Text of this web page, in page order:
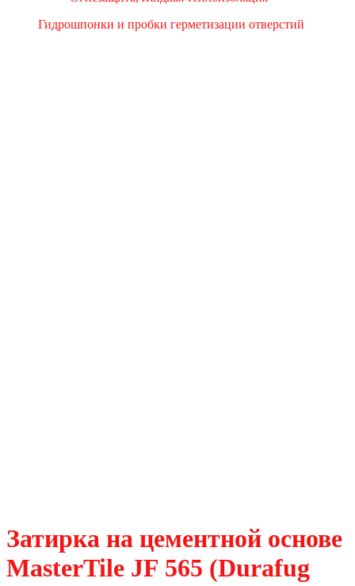
Гидрошпонки и пробки герметизации отверстий
Затирка на цементной основе
MasterTile JF 565 (Durafug